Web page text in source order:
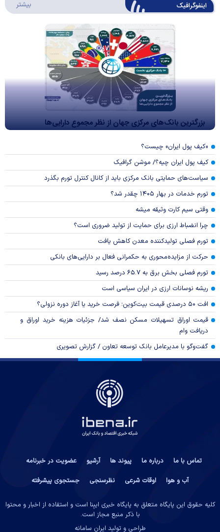
اینفوگرافیک بیشتر
بزرگترین بانک‌های مرکزی جهان از نظر مجموع دارایی‌ها
«کیف پول ایران» چیست؟
کیف پول ایران چیه؟/ موشن گرافیک
سیاست‌های حمایتی بانک مرکزی باید از کانال کنترل تورم بگذرد
تورم خدمات در بهار ۱۴۰۵ چقدر شد؟
وقتی سیم کارت وثیقه میشه
چرا انضباط ارزی برای حمایت از تولید ضروری است؟
تورم فصلی تولیدکننده معدن کاهش یافت
حرکت از مزایده‌محوری به حکمرانی فعال بر دارایی‌های بانکی
تورم فصلی بخش برق به ۶۵.۷ درصد رسید
ریشه نوسانات ارزی در ایران سیاسی است
افت ۵۰ درصدی قیمت بیت‌کوین؛ فرصت خرید یا آغاز دوره نزولی؟
قیمت اوراق تسهیلات مسکن نصف شد/ جزئیات هزینه خرید اوراق و
دریافت وام
گفت‌وگو با مدیرعامل بانک توسعه تعاون / گزارش تصویری
تماس با ما درباره ما پیوند ها آرشیو
عضویت در خبرنامه
آب و هوا
اوقات شرعی نظرسنجی جستجوی پیشرفته
کلیه حقوق این پایگاه متعلق به پایگاه خبری ایبِنا است و استفاده از اخبار و محتوا
با ذکر منبع مجاز است.
طراحی و تولید ایران سامانه